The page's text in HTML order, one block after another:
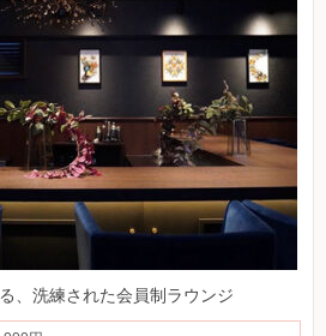
、洗練された会員制ラウンジ